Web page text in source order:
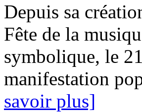
Depuis sa
Fête de la
symbolique, le
manifestation
savoir plus]